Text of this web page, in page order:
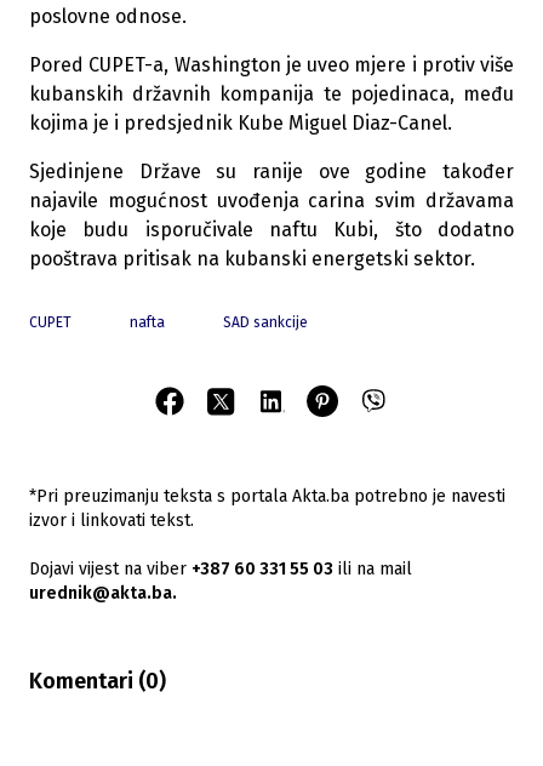
poslovne odnose.
Pored CUPET-a, Washington je uveo mjere i protiv više
kubanskih državnih kompanija te pojedinaca, među
kojima je i predsjednik Kube Miguel Diaz-Canel.
Sjedinjene Države su ranije ove godine također
najavile mogućnost uvođenja carina svim državama
koje budu isporučivale naftu Kubi, što dodatno
pooštrava pritisak na kubanski energetski sektor.
CUPET nafta SAD sankcije
*Pri preuzimanju teksta s portala Akta.ba potrebno je navesti
izvor i linkovati tekst.
Dojavi vijest na viber +387 60 331 55 03 ili na mail
urednik@akta.ba.
Komentari (0)